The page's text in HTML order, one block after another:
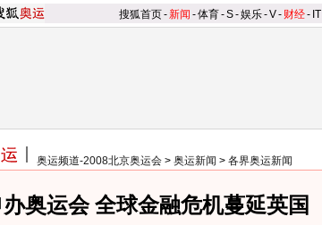
搜狐首页-新闻 -体育-S-娱乐-V- 财经- IT
奥运频道-2008北京奥运会 > 奥运新闻 > 各界奥运新闻
奥运会 全球金融危机蔓延英国